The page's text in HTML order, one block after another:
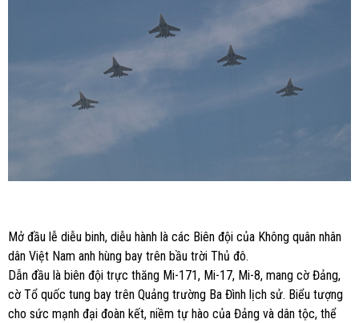
Mở đầu lễ diễu binh, diễu hành là các Biên đội của Không quân nhân
dân Việt Nam anh hùng bay trên bầu trời Thủ đô.
Dẫn đầu là biên đội trực thăng Mi-171, Mi-17, Mi-8, mang cờ Đảng,
cờ Tổ quốc tung bay trên Quảng trường Ba Đình lịch sử. Biểu tượng
cho sức mạnh đại đoàn kết, niềm tự hào của Đảng và dân tộc, thể